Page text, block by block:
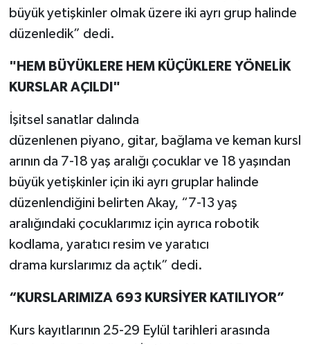
büyük yetişkinler olmak üzere iki ayrı grup halinde
düzenledik” dedi.
"HEM BÜYÜKLERE HEM KÜÇÜKLERE YÖNELİK
KURSLAR AÇILDI"
İşitsel sanatlar dalında
düzenlenen piyano, gitar, bağlama ve keman kursl
arının da 7-18 yaş aralığı çocuklar ve 18 yaşından
büyük yetişkinler için iki ayrı gruplar halinde
düzenlendiğini belirten Akay, “7-13 yaş
aralığındaki çocuklarımız için ayrıca robotik
kodlama, yaratıcı resim ve yaratıcı
drama kurslarımız da açtık” dedi.
“KURSLARIMIZA 693 KURSİYER KATILIYOR”
Kurs kayıtlarının 25-29 Eylül tarihleri arasında